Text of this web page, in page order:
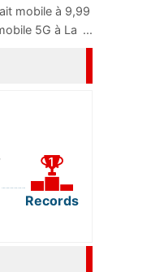
...
mobile à 9,99
5G à La ...
Records